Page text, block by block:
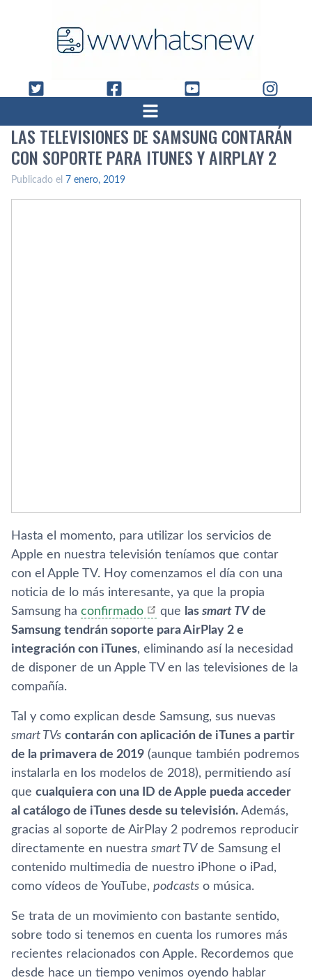
LAS TELEVISIONES DE SAMSUNG CONTARÁN
CON SOPORTE PARA ITUNES Y AIRPLAY 2
Publicado el 7 enero, 2019
Hasta el momento, para utilizar los servicios de
Apple en nuestra televisión teníamos que contar
con el Apple TV. Hoy comenzamos el día con una
noticia de lo más interesante, ya que la propia
Samsung ha confirmado que las smart TV de
Samsung tendrán soporte para AirPlay 2 e
integración con iTunes, eliminando así la necesidad
de disponer de un Apple TV en las televisiones de la
compañía.
Tal y como explican desde Samsung, sus nuevas
smart TVs contarán con aplicación de iTunes a partir
de la primavera de 2019 (aunque también podremos
instalarla en los modelos de 2018), permitiendo así
que cualquiera con una ID de Apple pueda acceder
al catálogo de iTunes desde su televisión. Además,
gracias al soporte de AirPlay 2 podremos reproducir
directamente en nuestra smart TVde Samsung el
contenido multimedia de nuestro iPhone o iPad,
como vídeos de YouTube, podcasts o música.
Se trata de un movimiento con bastante sentido,
sobre todo si tenemos en cuenta los rumores más
recientes relacionados con Apple. Recordemos que
desde hace un tiempo venimos oyendo hablar